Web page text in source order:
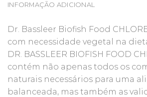
INFORMAÇÃO ADICIONAL
Dr. Bassleer Biofish Food
com necessidade vegetal na
DR. BASSLEER BIOFISH FOOD
contém não apenas todos os
naturais necessários para uma
balanceada, mas também as